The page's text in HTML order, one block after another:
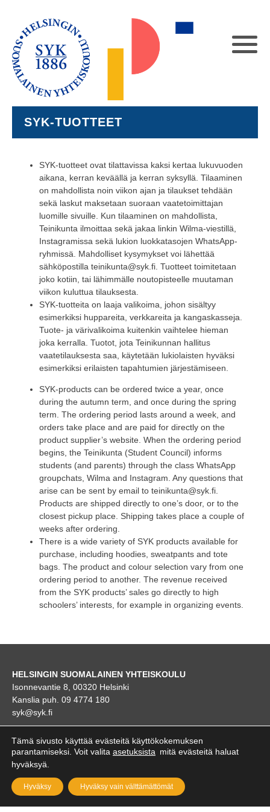
SYK-TUOTTEET
SYK-tuotteet ovat tilattavissa kaksi kertaa lukuvuoden
aikana, kerran keväällä ja kerran syksyllä. Tilaaminen
on mahdollista noin viikon ajan ja tilaukset tehdään
sekä laskut maksetaan suoraan vaatetoimittajan
luomille sivuille. Kun tilaaminen on mahdollista,
Teinikunta ilmoittaa sekä jakaa linkin Wilma-viestillä,
Instagramissa sekä lukion luokkatasojen WhatsApp-
ryhmissä. Mahdolliset kysymykset voi lähettää
sähköpostilla teinikunta@syk.fi. Tuotteet toimitetaan
joko kotiin, tai lähimmälle noutopisteelle muutaman
viikon kuluttua tilauksesta.
SYK-tuotteita on laaja valikoima, johon sisältyy
esimerkiksi huppareita, verkkareita ja kangaskasseja.
Tuote- ja värivalikoima kuitenkin vaihtelee hieman
joka kerralla. Tuotot, jota Teinikunnan hallitus
vaatetilauksesta saa, käytetään lukiolaisten hyväksi
esimerkiksi erilaisten tapahtumien järjestämiseen.
SYK-products can be ordered twice a year, once
during the autumn term, and once during the spring
term. The ordering period lasts around a week, and
orders take place and are paid for directly on the
product supplier’s website. When the ordering period
begins, the Teinikunta (Student Council) informs
students (and parents) through the class WhatsApp
groupchats, Wilma and Instagram. Any questions that
arise can be sent by email to teinikunta@syk.fi.
Products are shipped directly to one’s door, or to the
closest pickup place. Shipping takes place a couple of
weeks after ordering.
There is a wide variety of SYK products available for
purchase, including hoodies, sweatpants and tote
bags. The product and colour selection vary from one
ordering period to another. The revenue received
from the SYK products’ sales go directly to high
schoolers’ interests, for example in organizing events.
HELSINGIN SUOMALAINEN YHTEISKOULU
Isonnevantie 8, 00320 Helsinki
Kanslia puh. 09 4774 180
syk@syk.fi
Tämä sivusto käyttää evästeitä käyttökokemuksen
parantamiseksi. Voit valita asetuksista mitä evästeitä haluat
hyväksyä.
Hyväksy Hyväksy vain välttämättömät